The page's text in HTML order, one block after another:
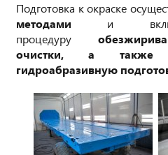
Подготовка к окраске
методами и
процедуру
очистки, а также
гидроабразивную